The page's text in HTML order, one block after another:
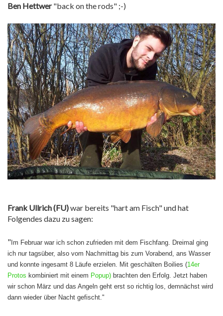
Ben Hettwer"back on the rods" ;-)
Frank Ullrich (FU)war bereits "hart am Fisch" und hat
Folgendes dazu zu sagen:
" Im Februar war ich schon zufrieden mit dem Fischfang. Dreimal ging
ich nur tagsüber, also vom Nachmittag bis zum Vorabend, ans Wasser
und konnte ingesamt 8 Läufe erzielen. Mit geschälten Boilies (14er
Protos kombiniert mit einem Popup) brachten den Erfolg. Jetzt haben
wir schon März und das Angeln geht erst so richtig los, demnächst wird
dann wieder über Nacht gefischt."